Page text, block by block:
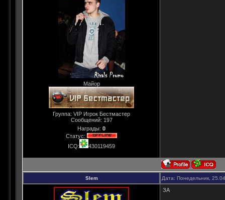
Майор
Группа: VIP Игрок Бестмастер
Сообщений: 197
Награды: 0
Статус:
ICQ:
430119459
Slem Дата: Понедельник,
ЗА